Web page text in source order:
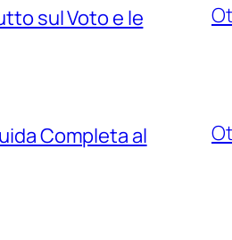
sul Voto e le
Completa al